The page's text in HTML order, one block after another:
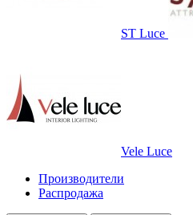
ST Luce
Vele Luce
Производители
Распродажа